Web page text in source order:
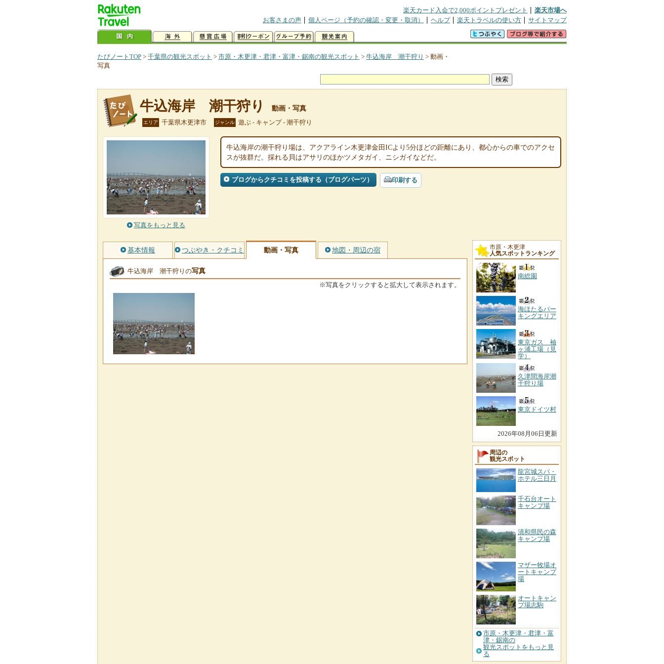
楽天カード入会で2,000ポイントプレゼント
楽天市場へ
お客さまの声
個人ページ（予約の確認・変更・取消） ヘルプ 楽天トラベルの使い方 サイトマップ
たびノートTOP > 千葉県の観光スポット > 市原・木更津・君津・富津・鋸南の観光スポット > 牛込海岸 潮干狩り > 動画・
写真
牛込海岸 潮干狩り 動画・写真
エリア 千葉県木更津市 ジャンル 遊ぶ - キャンプ - 潮干狩り
写真をもっと見る
牛込海岸の潮干狩り場は、アクアライン木更津金田ICより5分ほどの距離にあり、都心からの車でのアクセ
スが抜群だ。採れる貝はアサリのほかツメタガイ、ニシガイなどだ。
ブログからクチコミを投稿する（ブログパーツ） 印刷する
基本情報 つぶやき・クチコミ 動画・写真 地図・周辺の宿
牛込海岸 潮干狩りの写真
※写真をクリックすると拡大して表示されます。
市原・木更津
人気スポットランキング
南総園
海ほたるパー
キングエリア
東京ガス 袖
ヶ浦工場（見
学）
久津間海岸潮
干狩り場
東京ドイツ村
2026年08月06日更新
周辺の
観光スポット
龍宮城スパ・
ホテル三日月
千石台オート
キャンプ場
清和県民の森
キャンプ場
マザー牧場オ
ートキャンプ
場
オートキャン
プ場志駒
市原・木更津・君津・富
津・鋸南の
観光スポットをもっと見
る